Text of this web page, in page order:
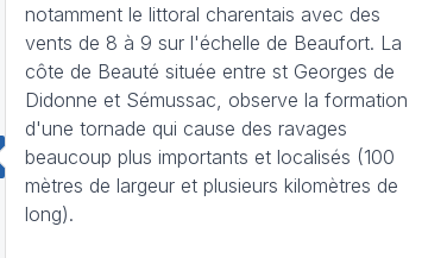
notamment le littoral charentais avec des
vents de 8 à 9 sur l'échelle de Beaufort. La
côte de Beauté située entre st Georges de
Didonne et Sémussac, observe la formation
d'une tornade qui cause des ravages
beaucoup plus importants et localisés (100
mètres de largeur et plusieurs kilomètres de
long).